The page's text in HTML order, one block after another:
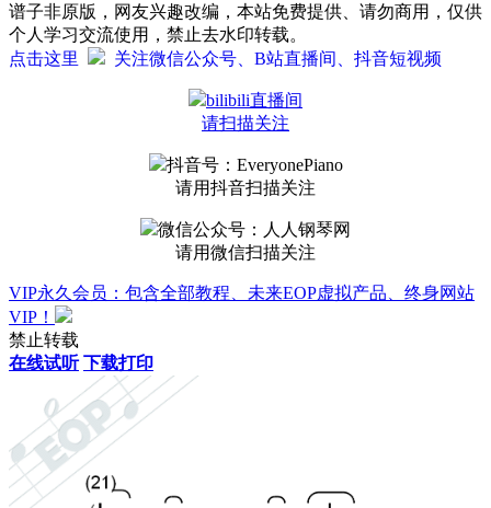
谱子非原版，网友兴趣改编，本站免费提供、请勿商用，仅供
个人学习交流使用，禁止去水印转载。
点击这里
关注微信公众号、B站直播间、抖音短视频
bilibili直播间
请扫描关注
抖音号：EveryonePiano
请用抖音扫描关注
微信公众号：人人钢琴网
请用微信扫描关注
VIP永久会员：包含全部教程、未来EOP虚拟产品、终身网站
VIP！
禁止转载
在线试听 下载打印